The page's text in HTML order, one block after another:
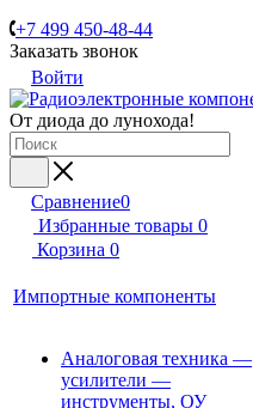
+7 499 450-48-44
Заказать звонок
Войти
От диода до лунохода!
Сравнение0
Избранные товары 0
Корзина 0
Импортные компоненты
Аналоговая техника —
усилители —
инструменты, ОУ